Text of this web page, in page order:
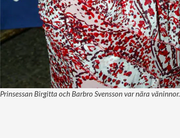
Prinsessan Birgitta och Barbro Svensson var nära väninnor.